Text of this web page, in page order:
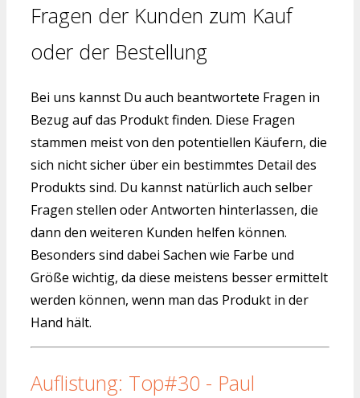
Fragen der Kunden zum Kauf
oder der Bestellung
Bei uns kannst Du auch beantwortete Fragen in
Bezug auf das Produkt finden. Diese Fragen
stammen meist von den potentiellen Käufern, die
sich nicht sicher über ein bestimmtes Detail des
Produkts sind. Du kannst natürlich auch selber
Fragen stellen oder Antworten hinterlassen, die
dann den weiteren Kunden helfen können.
Besonders sind dabei Sachen wie Farbe und
Größe wichtig, da diese meistens besser ermittelt
werden können, wenn man das Produkt in der
Hand hält.
Auflistung: Top#30 - Paul